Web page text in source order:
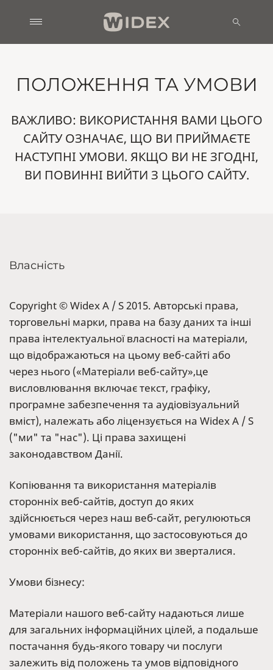
ПОЛОЖЕННЯ ТА УМОВИ
ВАЖЛИВО: ВИКОРИСТАННЯ ВАМИ ЦЬОГО
САЙТУ ОЗНАЧАЄ, ЩО ВИ ПРИЙМАЄТЕ
НАСТУПНІ УМОВИ. ЯКЩО ВИ НЕ ЗГОДНІ,
ВИ ПОВИННІ ВИЙТИ З ЦЬОГО САЙТУ.
Власність
Copyright © Widex A / S 2015. Авторські права,
торговельні марки, права на базу даних та інші
права інтелектуальної власності на матеріали,
що відображаються на цьому веб-сайті або
через нього («Матеріали веб-сайту»,це
висловлювання включає текст, графіку,
програмне забезпечення та аудіовізуальний
вміст), належать або ліцензується на Widex A / S
("ми" та "нас"). Ці права захищені
законодавством Данії.
Копіювання та використання матеріалів
сторонніх веб-сайтів, доступ до яких
здійснюється через наш веб-сайт, регулюються
умовами використання, що застосовуються до
сторонніх веб-сайтів, до яких ви зверталися.
Умови бізнесу:
Матеріали нашого веб-сайту надаються лише
для загальних інформаційних цілей, а подальше
постачання будь-якого товару чи послуги
залежить від положень та умов відповідного